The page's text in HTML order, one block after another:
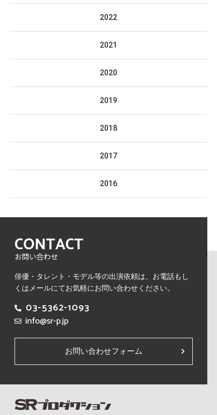
2022
2021
2020
2019
2018
2017
2016
CONTACT
お問い合わせ
俳優・タレント・モデル等の出演依頼は、 お電話もし
くはメールにてお気軽にお問い合わせください。
03-5362-1093
info@sr-p.jp
お問い合わせフォーム